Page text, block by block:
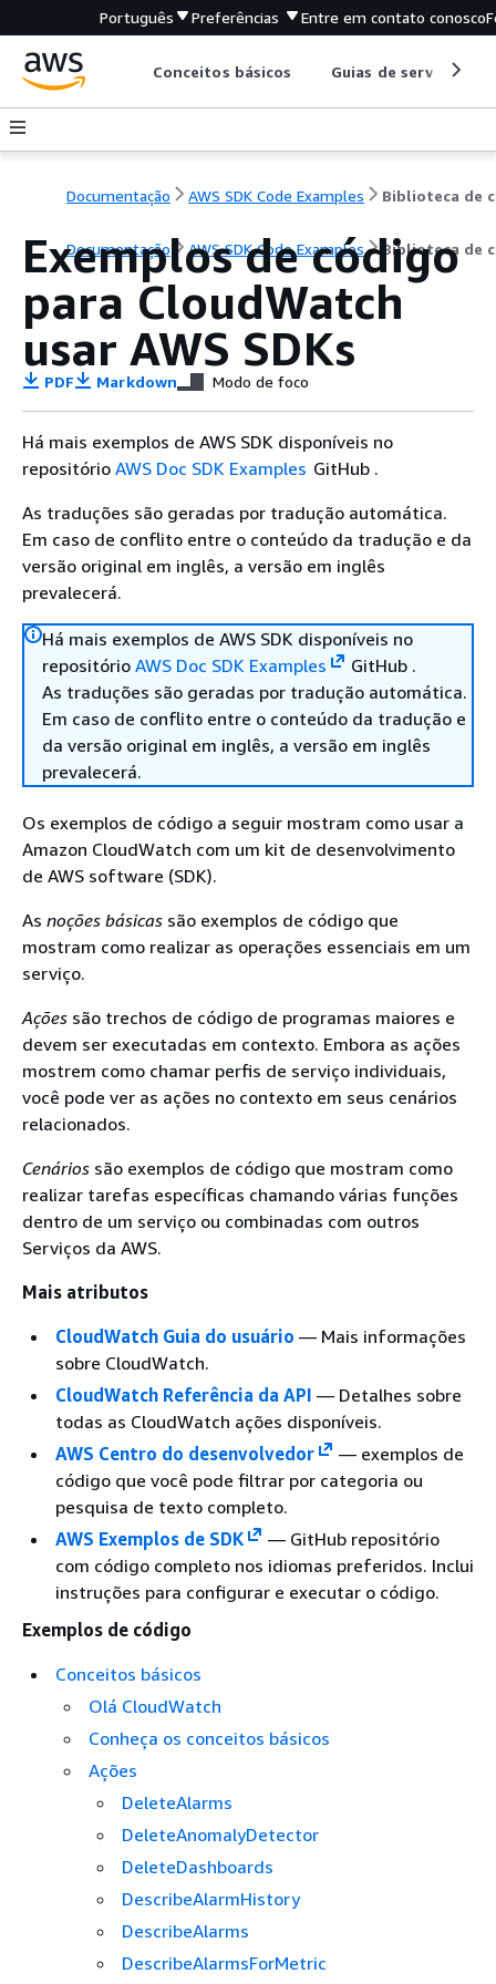
Português Preferências Entre em contato conosco
Conceitos básicos Guias de serviço
Documentação AWS SDK Code Examples
Documentação AWS SDK Code Examples Biblioteca de
Exemplos de código
para CloudWatch
usar AWS SDKs
PDF Markdown Modo de foco
Há mais exemplos de AWS SDK disponíveis no
repositório AWS Doc SDK Examples GitHub .
As traduções são geradas por tradução automática.
Em caso de conflito entre o conteúdo da tradução e da
versão original em inglês, a versão em inglês
prevalecerá.
Há mais exemplos de AWS SDK disponíveis no
repositório AWS Doc SDK Examples
GitHub .
As traduções são geradas por tradução automática.
Em caso de conflito entre o conteúdo da tradução e
da versão original em inglês, a versão em inglês
prevalecerá.
Os exemplos de código a seguir mostram como usar a
Amazon CloudWatch com um kit de desenvolvimento
de AWS software (SDK).
As noções básicas são exemplos de código que
mostram como realizar as operações essenciais em um
serviço.
Ações são trechos de código de programas maiores e
devem ser executadas em contexto. Embora as ações
mostrem como chamar perfis de serviço individuais,
você pode ver as ações no contexto em seus cenários
relacionados.
Cenários são exemplos de código que mostram como
realizar tarefas específicas chamando várias funções
dentro de um serviço ou combinadas com outros
Serviços da AWS.
Mais atributos
CloudWatch Guia do usuário — Mais informações
sobre CloudWatch.
CloudWatch Referência da API — Detalhes sobre
todas as CloudWatch ações disponíveis.
AWS Centro do desenvolvedor
— exemplos de
código que você pode filtrar por categoria ou
pesquisa de texto completo.
AWS Exemplos de SDK
— GitHub repositório
com código completo nos idiomas preferidos. Inclui
instruções para configurar e executar o código.
Exemplos de código
Conceitos básicos
Olá CloudWatch
Conheça os conceitos básicos
Ações
DeleteAlarms
DeleteAnomalyDetector
DeleteDashboards
DescribeAlarmHistory
DescribeAlarms
DescribeAlarmsForMetric